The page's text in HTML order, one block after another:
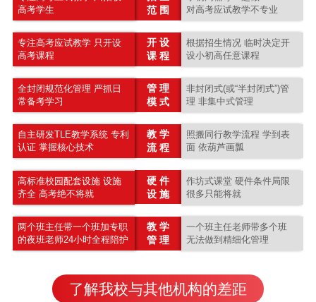
高考学生
范 围
对高考应试教学不专业
专注高考应试教学 只开设
高考课程
开 设
课 程
根据招生情况 临时决定开
设小初高任意课程
全封闭规范化管理 严抓日
常备考学习
管 理
模 式
非封闭式(或“半封闭式”)管
理 非集中式管理
自主研发TLE教学系统 专利
认证 掌握核心技术
教 学
流 程
照搬同行教学流程 学到表
面 依葫芦画瓢
高标准校园配套设施 设施
齐全 高考绝不将就
硬 件
设 施
作坊式课堂 硬件条件局限
很多只能将就
两个班主任带一个班加专职
的夜班老师24小时全程陪护
教 学
管 理
一个班主任老师带多个班
无法做到精细化管理
了解我校与其他机构的差距